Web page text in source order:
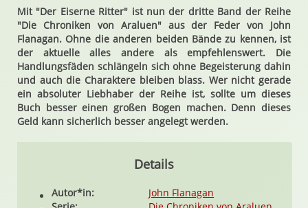
Mit "Der Eiserne Ritter" ist nun der dritte Band der Reihe
"Die Chroniken von Araluen" aus der Feder von John
Flanagan. Ohne die anderen beiden Bände zu kennen, ist
der aktuelle alles andere als empfehlenswert. Die
Handlungsfäden schlängeln sich ohne Begeisterung dahin
und auch die Charaktere bleiben blass. Wer nicht gerade
ein absoluter Liebhaber der Reihe ist, sollte um dieses
Buch besser einen großen Bogen machen. Denn dieses
Geld kann sicherlich besser angelegt werden.
Details
Autor*in:
John Flanagan